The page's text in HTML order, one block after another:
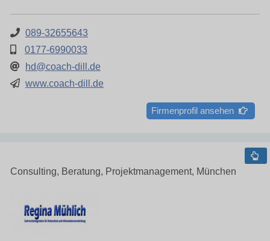
089-32655643
0177-6990033
hd@coach-dill.de
www.coach-dill.de
Firmenprofil ansehen
Consulting, Beratung, Projektmanagement, München